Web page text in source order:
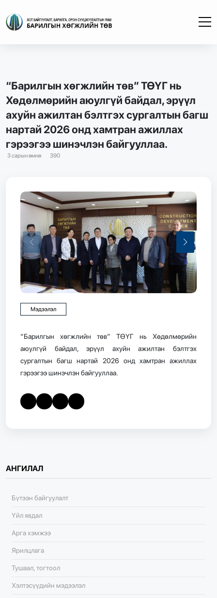
“Барилгын хөгжлийн төв” ТӨҮГ нь
Хөдөлмөрийн аюулгүй байдал, эрүүл
ахуйн ажилтан бэлтгэх сургалтын багш
нартай 2026 онд хамтран ажиллах
гэрээгээ шинэчлэн байгууллаа.
3 сарын өмнө 390
Мэдээлэл
“Барилгын хөгжлийн төв” ТӨҮГ нь Хөдөлмөрийн
аюулгүй байдал, эрүүл ахуйн ажилтан бэлтгэх
сургалтын багш нартай 2026 онд хамтран ажиллах
гэрээгээ шинэчлэн байгууллаа.
АНГИЛАЛ
Бүтээн байгуулалт
Үйл явдал
Арга хэмжээ
Ярилцлага
Тушаал, тогтоол
Хэлтэсүүдийн мэдээлэл